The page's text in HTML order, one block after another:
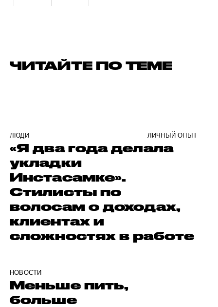
ЧИТАЙТЕ ПО ТЕМЕ
ЛЮДИ ЛИЧНЫЙ ОПЫТ
«Я два года делала
укладки
Инстасамке».
Стилисты по
волосам о доходах,
клиентах и
сложностях в работе
НОВОСТИ
Меньше пить,
больше